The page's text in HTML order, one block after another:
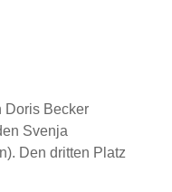
Doris Becker
Svenja
Den dritten Platz